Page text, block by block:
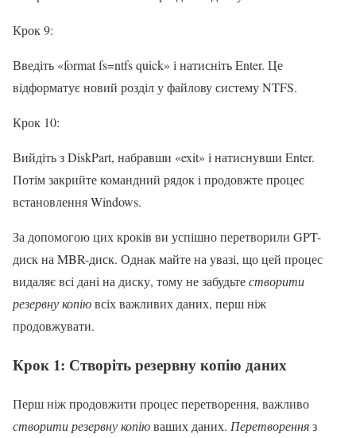
Крок 9:
Введіть «format fs=ntfs quick» і натисніть Enter. Це
відформатує новий розділ у файлову систему NTFS.
Крок 10:
Вийдіть з DiskPart, набравши «exit» і натиснувши Enter.
Потім закрийте командний рядок і продовжте процес
встановлення Windows.
За допомогою цих кроків ви успішно перетворили GPT-
диск на MBR-диск. Однак майте на увазі, що цей процес
видаляє всі дані на диску, тому не забудьтестворити
резервну копіювсіх важливих даних, перш ніж
продовжувати.
Крок 1: Створіть резервну копію даних
Перш ніж продовжити процес перетворення, важливо
створити резервну копіюваших даних. Перетворенняз